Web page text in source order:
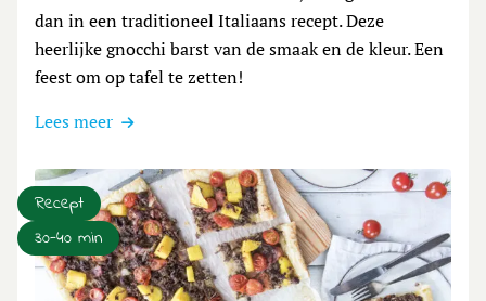
dan in een traditioneel Italiaans recept. Deze
heerlijke gnocchi barst van de smaak en de kleur. Een
feest om op tafel te zetten!
Lees meer
Recept
30-40 min